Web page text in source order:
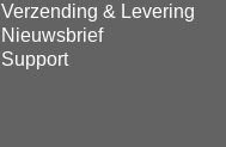
Verzending & Levering
Nieuwsbrief
Support